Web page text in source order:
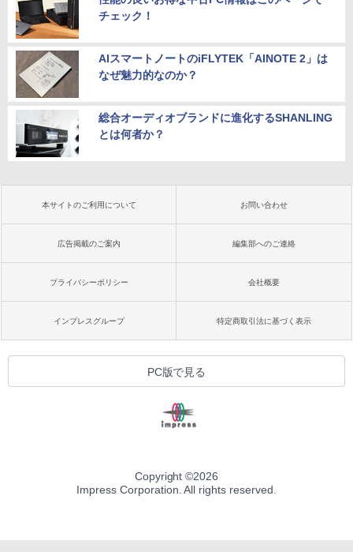
チェック！
AIスマートノートのiFLYTEK「AINOTE 2」は
なぜ魅力的なのか？
総合オーディオブランドに進化するSHANLING
とは何者か？
本サイトのご利用について お問い合わせ
広告掲載のご案内 編集部へのご連絡
プライバシーポリシー 会社概要
インプレスグループ 特定商取引法に基づく表示
PC版で見る
Copyright ©2026
Impress Corporation. All rights reserved.